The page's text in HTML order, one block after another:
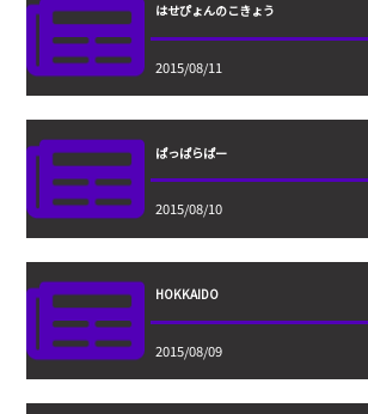
はせぴょんのこきょう
2015/08/11
ぱっぱらぱー
2015/08/10
HOKKAIDO
2015/08/09